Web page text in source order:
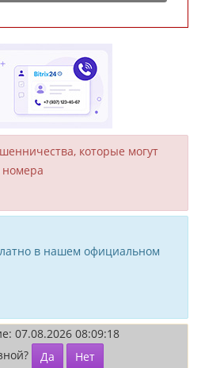
кото­рые могут
номера
в нашем официальном
07.08.2026 08:09:18
Да Нет